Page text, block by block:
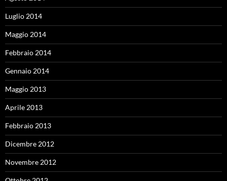
Luglio 2014
Maggio 2014
Febbraio 2014
Gennaio 2014
Maggio 2013
Aprile 2013
Febbraio 2013
Dicembre 2012
Novembre 2012